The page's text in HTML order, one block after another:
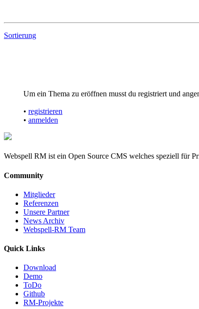
Sortierung
Um ein Thema zu eröffnen musst du registriert und
• registrieren
• anmelden
Webspell RM ist ein Open Source CMS welches speziell für
Community
Mitglieder
Referenzen
Unsere Partner
News Archiv
Webspell-RM Team
Quick Links
Download
Demo
ToDo
Github
RM-Projekte